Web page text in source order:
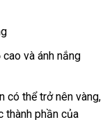
và ánh nắng
có thể trở nên vàng,
thành phần của